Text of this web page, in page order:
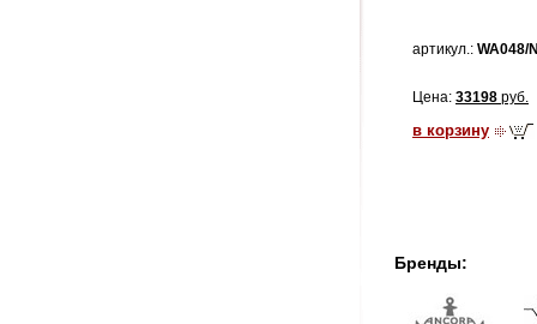
артикул.: WA048/
Цена: 33198 руб.
в корзину
Бренды: